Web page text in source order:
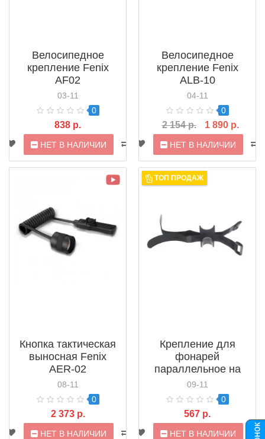
Велосипедное
крепление Fenix
AF02
03-11
0
838 р.
НЕТ В НАЛИЧИИ
Велосипедное
крепление Fenix
ALB-10
04-11
0
2 154 р. 1 890 р.
НЕТ В НАЛИЧИИ
Кнопка тактическая
выносная Fenix
AER-02
08-11
0
2 373 р.
НЕТ В НАЛИЧИИ
ТОП ПРОДАЖ
Крепление для
фонарей
параллельное на
липучках Fenix
(оружие, велошлем)
09-11
0
567 р.
НЕТ В НАЛИЧИИ